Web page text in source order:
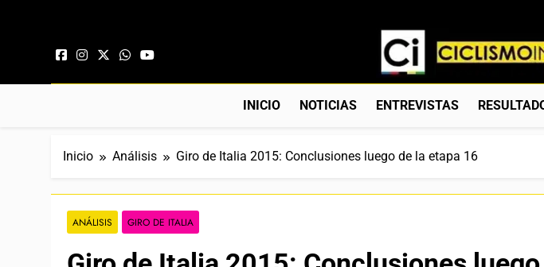
Ciclismo
Web Dedicada Al Ciclismo
INICIO NOTICIAS ENTREVISTAS
Inicio Análisis Giro de Italia 2015: Conclusiones luego de la etapa 16
ANÁLISIS GIRO DE ITALIA